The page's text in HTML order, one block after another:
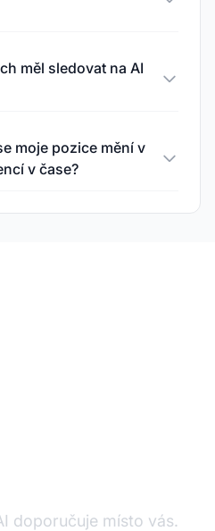
měl sledovat na AI
moje pozice mění v
v čase?
doporučuje místo vás.